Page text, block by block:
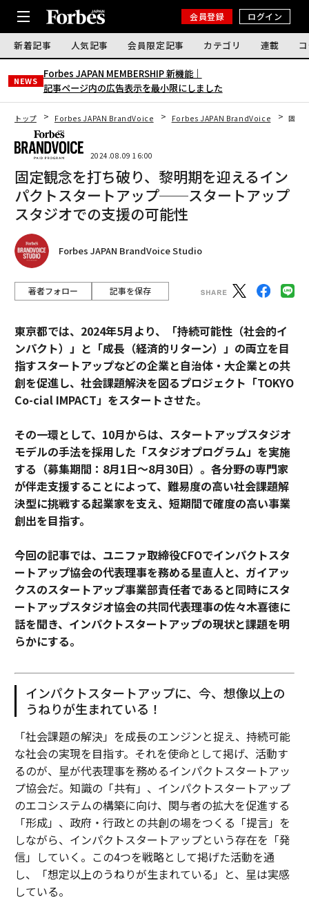
会員登録 ログイン
新着記事 人気記事 会員限定記事 カテゴリ 連載
NEWS
Forbes JAPAN MEMBERSHIP 新機能｜
記事ページ内の広告表示を最小限にしました
トップ Forbes JAPAN BrandVoice Forbes JAPAN BrandVoice 固定
2024.08.09 16:00
固定観念を打ち破り、黎明期を迎えるイン
パクトスタートアップ──スタートアップ
スタジオでの支援の可能性
Forbes JAPAN BrandVoice Studio
著者フォロー 記事を保存
東京都では、2024年5月より、「持続可能性（社会的イ
ンパクト）」と「成長（経済的リターン）」の両立を目
指すスタートアップなどの企業と自治体・大企業との共
創を促進し、社会課題解決を図るプロジェクト「TOKYO
Co-cial IMPACT」をスタートさせた。
その一環として、10月からは、スタートアップスタジオ
モデルの手法を採用した「スタジオプログラム」を実施
する（募集期間：8月1日〜8月30日）。各分野の専門家
が伴走支援することによって、難易度の高い社会課題解
決型に挑戦する起業家を支え、短期間で確度の高い事業
創出を目指す。
今回の記事では、ユニファ取締役CFOでインパクトスタ
ートアップ協会の代表理事を務める星直人と、ガイアッ
クスのスタートアップ事業部責任者であると同時にスタ
ートアップスタジオ協会の共同代表理事の佐々木喜徳に
話を聞き、インパクトスタートアップの現状と課題を明
らかにする。
インパクトスタートアップに、今、想像以上の
うねりが生まれている！
「社会課題の解決」を成長のエンジンと捉え、持続可能
な社会の実現を目指す。それを使命として掲げ、活動す
るのが、星が代表理事を務めるインパクトスタートアッ
プ協会だ。知識の「共有」、インパクトスタートアップ
のエコシステムの構築に向け、関与者の拡大を促進する
「形成」、政府・行政との共創の場をつくる「提言」を
しながら、インパクトスタートアップという存在を「発
信」していく。この4つを戦略として掲げた活動を通
し、「想定以上のうねりが生まれている」と、星は実感
している。